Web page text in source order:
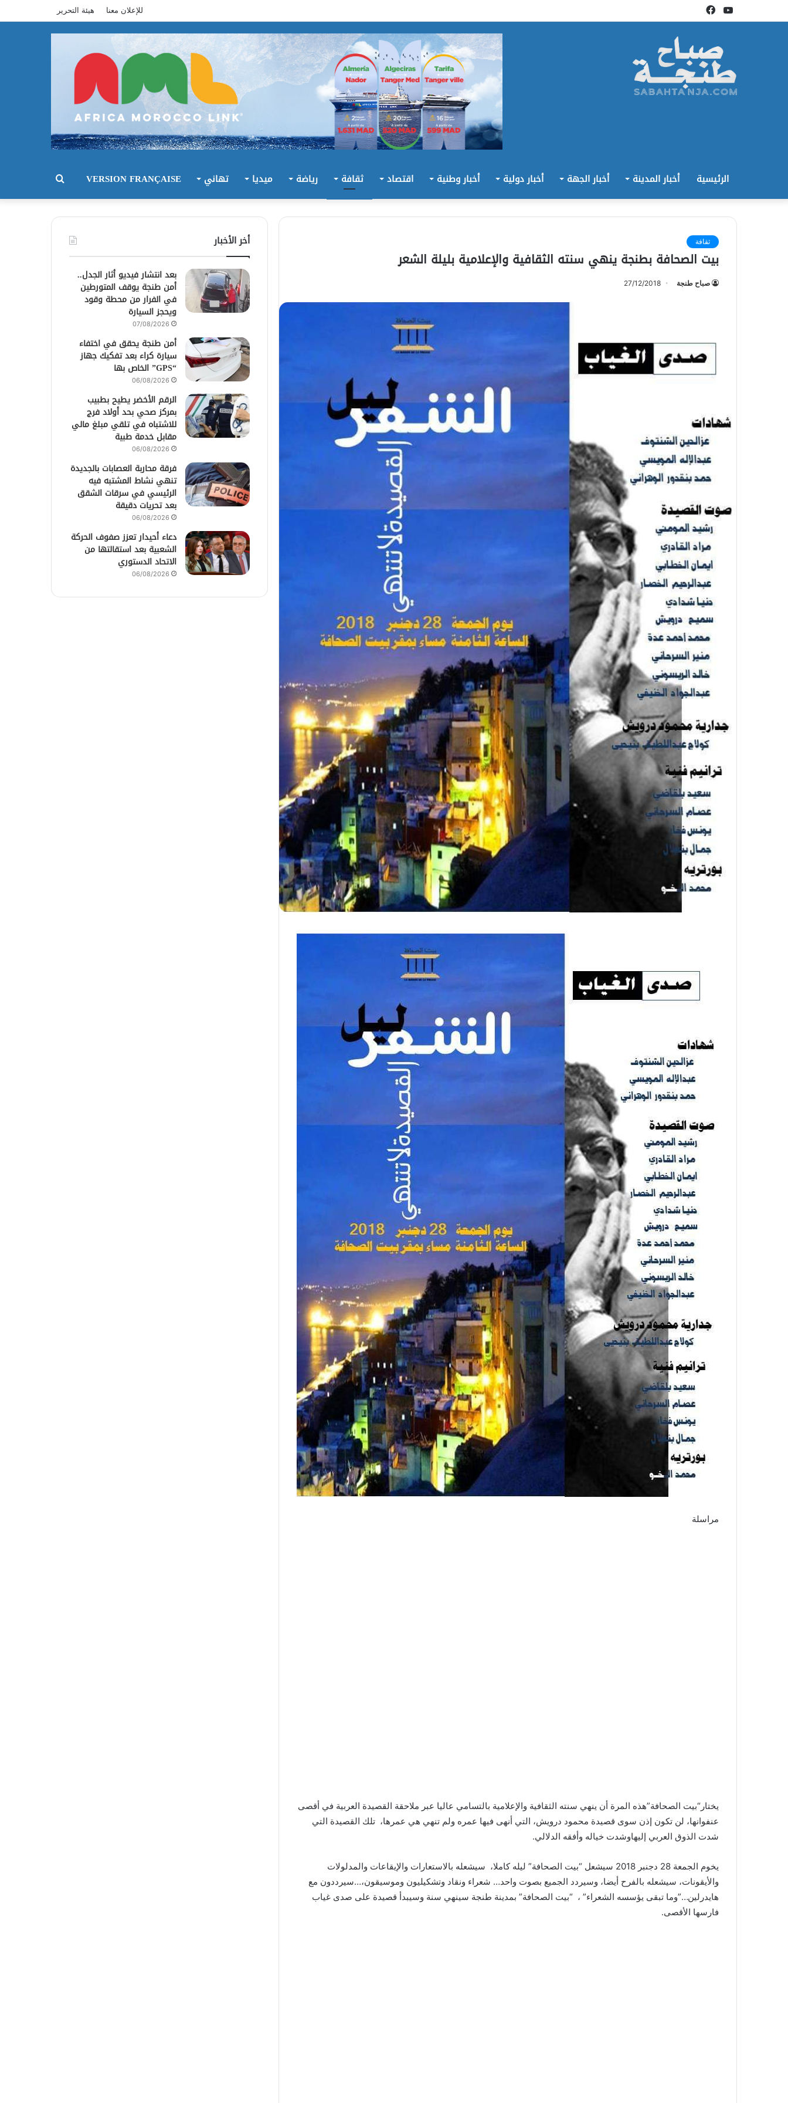
فيسبوكيوتيوب للإعلان معنا هيئة التحرير
الرئيسية أخبار المدينة أخبار الجهة أخبار دولية أخبار وطنية اقتصاد ثقافة رياضة ميديا تهاني VERSION FRANÇAISE بحث
ثقافة
بيت الصحافة بطنجة ينهي سنته الثقافية والإعلامية بليلة الشعر
صباح طنجة 27/12/2018
مراسلة
يختار“بيت الصحافة”هذه المرة أن ينهي سنته الثقافية والإعلامية بالتسامي عاليا عبر ملاحقة القصيدة العربية في أقصى
عنفوانها، لن تكون إذن سوى قصيدة محمود درويش، التي أنهى فيها عمره ولم تنهي هي عمرها، تلك القصيدة التي
شدت الذوق العربي إليهاوشدت خياله وأفقه الدلالي.
يخوم الجمعة 28 دجنبر 2018 سيشعل “بيت الصحافة” ليله كاملا، سيشعله بالاستعارات والإيقاعات والمدلولات
والأيقونات، سيشعله بالفرح أيضا، وسيردد الجميع بصوت واحد… شعراء ونقاد وتشكيليون وموسيقون،…سيرددون مع
هايدرلين…”وما تبقى يؤسسه الشعراء” ، “بيت الصحافة” بمدينة طنجة سينهي سنة وسيبدأ قصيدة على صدى غياب
فارسها الأقصى.
أخر الأخبار
بعد انتشار فيديو أثار الجدل..
أمن طنجة يوقف المتورطين
في الفرار من محطة وقود
ويحجز السيارة
07/08/2026
أمن طنجة يحقق في اختفاء
سيارة كراء بعد تفكيك جهاز
“GPS” الخاص بها
06/08/2026
الرقم الأخضر يطيح بطبيب
بمركز صحي بحد أولاد فرج
للاشتباه في تلقي مبلغ مالي
مقابل خدمة طبية
06/08/2026
فرقة محاربة العصابات بالجديدة
تنهي نشاط المشتبه فيه
الرئيسي في سرقات الشقق
بعد تحريات دقيقة
06/08/2026
دعاء أحيدار تعزز صفوف الحركة
الشعبية بعد استقالتها من
الاتحاد الدستوري
06/08/2026